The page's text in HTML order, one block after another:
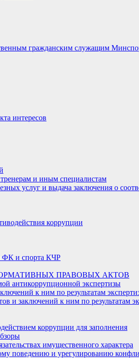
гражданским служащим
интересов
и иным специалистам
услуг и выдача заключения о
коррупции
ФК и спорта КЧР
ПРАВОВЫХ АКТОВ
антикоррупционной экспертизы
к ним по результатам
и заключений к ним по результатам
коррупции для заполнения
имущественного характера
поведению и урегулированию